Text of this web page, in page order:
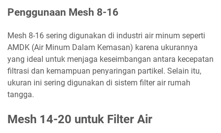
Penggunaan Mesh 8-16
Mesh 8-16 sering digunakan di industri air minum seperti
AMDK (Air Minum Dalam Kemasan) karena ukurannya
yang ideal untuk menjaga keseimbangan antara kecepatan
filtrasi dan kemampuan penyaringan partikel. Selain itu,
ukuran ini sering digunakan di sistem filter air rumah
tangga.
Mesh 14-20 untuk Filter Air